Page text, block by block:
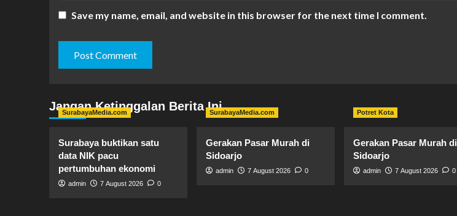
Save my name, email, and website in this browser for the next time I comment.
Jangan Ketinggalan Berita Ini
SurabayaMedia.com
Surabaya buktikan satu
data NIK pacu
pertumbuhan ekonomi
admin 7 August 2026 0
SurabayaMedia.com
Gerakan Pasar Murah di
Sidoarjo
admin 7 August 2026 0
Potret Kota
Gerakan Pasar Murah di
Sidoarjo
admin 7 August 2026 0